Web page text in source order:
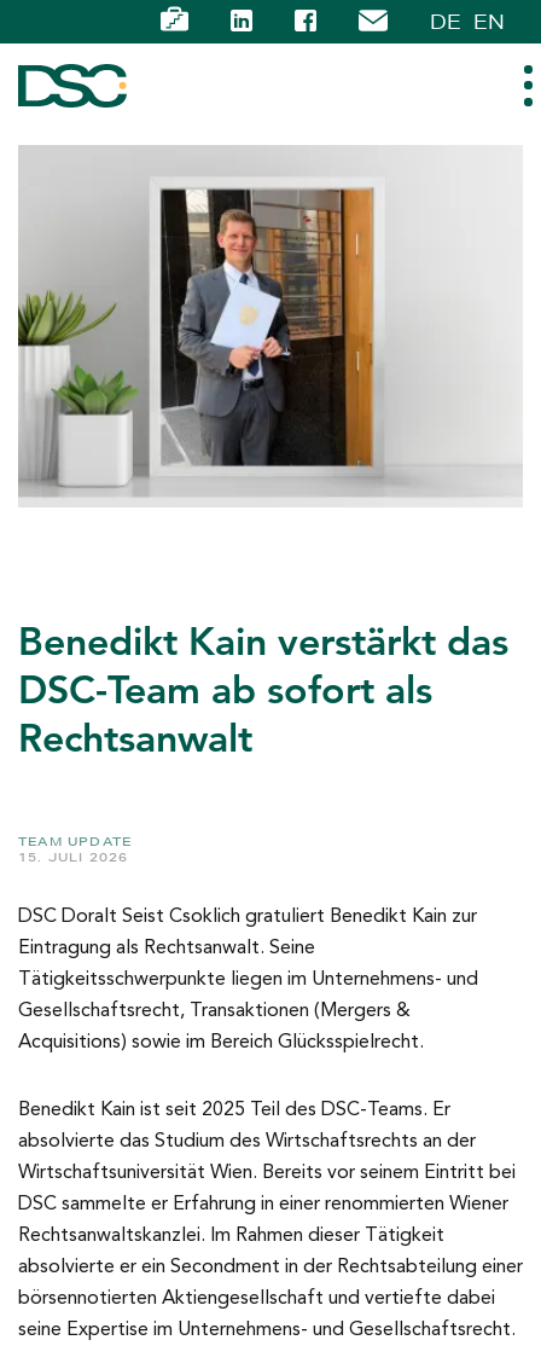
DE EN
ÜBER UNS
EXPERTISE
TEAM
NEWS
KARRIERE
Benedikt Kain verstärkt das
DSC-Team ab sofort als
Rechtsanwalt
TEAM UPDATE
15. JULI 2026
DSC Doralt Seist Csoklich gratuliert Benedikt Kain zur
Eintragung als Rechtsanwalt. Seine
Tätigkeitsschwerpunkte liegen im Unternehmens- und
Gesellschaftsrecht, Transaktionen (Mergers &
Acquisitions) sowie im Bereich Glücksspielrecht.
Benedikt Kain ist seit 2025 Teil des DSC-Teams. Er
absolvierte das Studium des Wirtschaftsrechts an der
Wirtschaftsuniversität Wien. Bereits vor seinem Eintritt bei
DSC sammelte er Erfahrung in einer renommierten Wiener
Rechtsanwaltskanzlei. Im Rahmen dieser Tätigkeit
absolvierte er ein Secondment in der Rechtsabteilung einer
börsennotierten Aktiengesellschaft und vertiefte dabei
seine Expertise im Unternehmens- und Gesellschaftsrecht.